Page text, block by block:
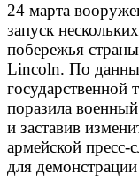
24 марта
запуск
побережья
Lincoln. По
государственной
поразила
и заставив
армейской пресс-
для